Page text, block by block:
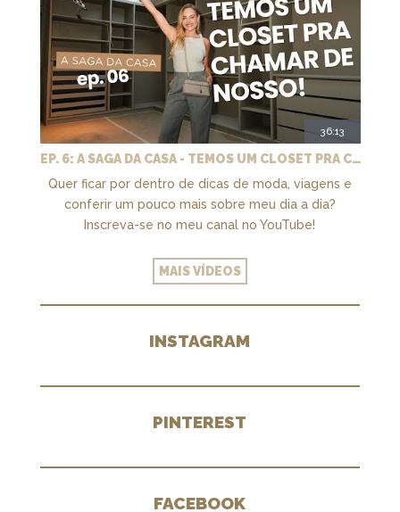
36:13
EP. 6: A SAGA DA CASA - TEMOS UM CLOSET PRA CHAMAR DE NOSSO + MARCENARIA E PAISAGISMO
Quer ficar por dentro de dicas de moda, viagens e
conferir um pouco mais sobre meu dia a dia?
Inscreva-se no meu canal no YouTube!
MAIS VÍDEOS
INSTAGRAM
PINTEREST
FACEBOOK